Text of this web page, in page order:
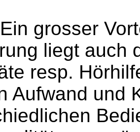
Ein grosser
liegt auch
resp.
Aufwand und